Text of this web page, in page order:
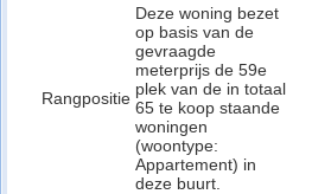
Rangpositie
Deze woning bezet
op basis van de
gevraagde
meterprijs de 59e
plek van de in totaal
65 te koop staande
woningen
(woontype:
Appartement) in
deze buurt.